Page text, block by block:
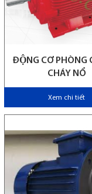
ĐỘNG CƠ PHÒNG
CHÁY NỔ
Xem chi tiết